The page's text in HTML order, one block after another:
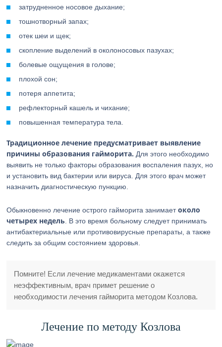
затрудненное носовое дыхание;
тошнотворный запах;
отек шеи и щек;
скопление выделений в околоносовых пазухах;
болевые ощущения в голове;
плохой сон;
потеря аппетита;
рефлекторный кашель и чихание;
повышенная температура тела.
Традиционное лечение предусматривает выявление
причины образования гайморита. Для этого необходимо
выявить не только факторы образования воспаления пазух, но
и установить вид бактерии или вируса. Для этого врач может
назначить диагностическую пункцию.
Обыкновенно лечение острого гайморита занимаетоколо
четырех недель . В это время больному следует принимать
антибактериальные или противовирусные препараты, а также
следить за общим состоянием здоровья.
Помните! Если лечение медикаментами окажется
неэффективным, врач примет решение о
необходимости лечения гайморита методом Козлова.
Лечение по методу Козлова